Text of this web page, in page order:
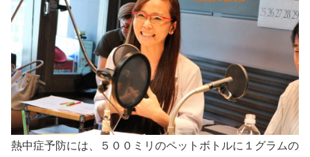
熱中症予防には、５００ミリのペットボトルに１グラムの